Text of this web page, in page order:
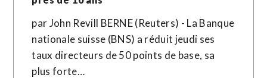
par John Revill BERNE (Reuters) - La Banque
nationale suisse (BNS) a réduit jeudi ses
taux directeurs de 50 points de base, sa
plus forte…